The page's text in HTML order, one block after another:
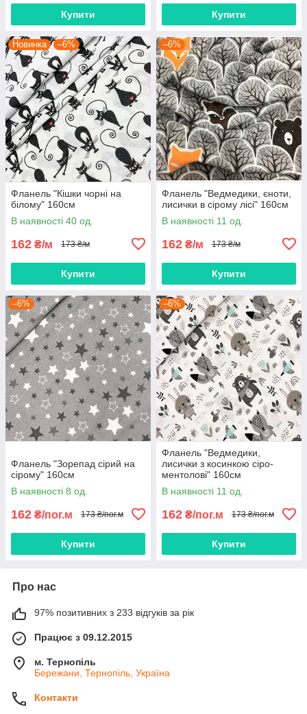
Купити Купити
Новинка –6%
Фланель "Кішки чорні на
білому" 160см
В наявності 40 од.
162 ₴/м 173 ₴/м
Купити
–6%
Фланель "Ведмедики, єноти,
лисички в сірому лісі" 160см
В наявності 11 од.
162 ₴/м 173 ₴/м
Купити
–6%
Фланель "Зорепад сірий на
сірому" 160см
В наявності 8 од.
162 ₴/пог.м 173 ₴/пог.м
Купити
–6%
Фланель "Ведмедики,
лисички з косинкою сіро-
ментолові" 160см
В наявності 11 од.
162 ₴/пог.м 173 ₴/пог.м
Купити
Про нас
97% позитивних з 233 відгуків за рік
Працює з 09.12.2015
м. Тернопіль
Бережани, Тернопіль, Україна
Контакти